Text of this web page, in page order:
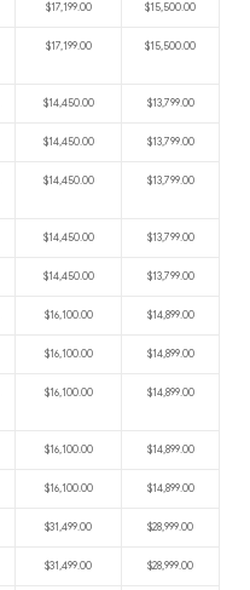
$17,199.00 $15,500.00
$17,199.00 $15,500.00
$14,450.00 $13,799.00
$14,450.00 $13,799.00
$14,450.00 $13,799.00
$14,450.00 $13,799.00
$14,450.00 $13,799.00
$16,100.00 $14,899.00
$16,100.00 $14,899.00
$16,100.00 $14,899.00
$16,100.00 $14,899.00
$16,100.00 $14,899.00
$31,499.00 $28,999.00
$31,499.00 $28,999.00